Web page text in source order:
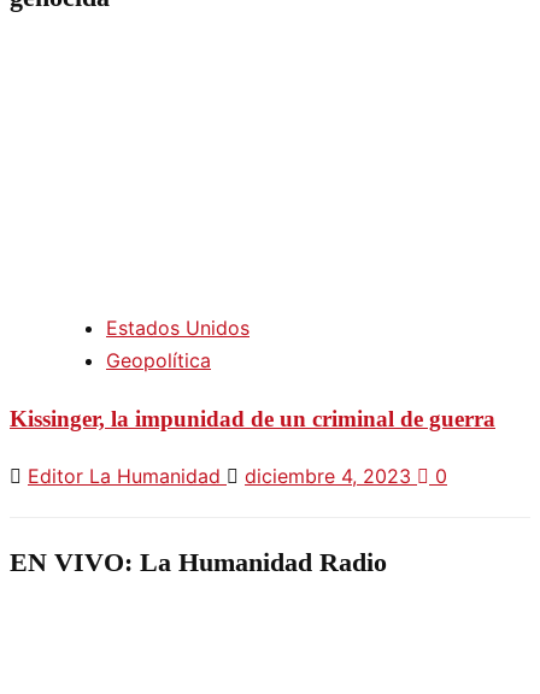
Estados Unidos
Geopolítica
Kissinger, la impunidad de un criminal de guerra
Editor La Humanidad diciembre 4, 2023 0
EN VIVO: La Humanidad Radio